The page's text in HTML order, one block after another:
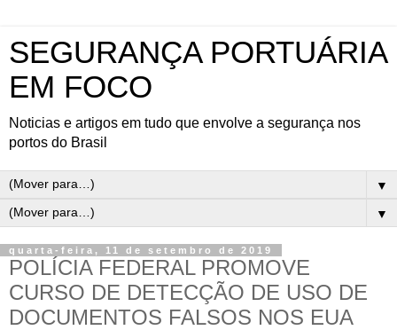
SEGURANÇA PORTUÁRIA
EM FOCO
Noticias e artigos em tudo que envolve a segurança nos
portos do Brasil
▼
▼
quarta-feira, 11 de setembro de 2019
POLÍCIA FEDERAL PROMOVE
CURSO DE DETECÇÃO DE USO DE
DOCUMENTOS FALSOS NOS EUA